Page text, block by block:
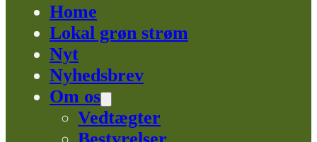
Home
Lokal grøn strøm
Nyt
Nyhedsbrev
Om os
Vedtægter